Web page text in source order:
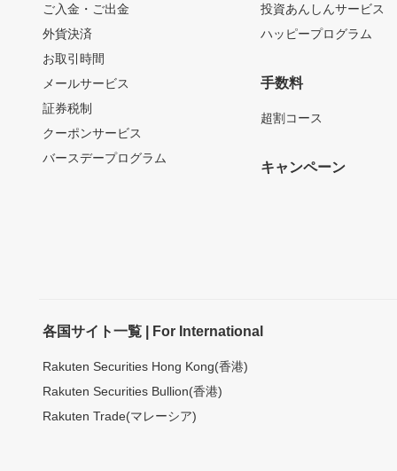
ご入金・ご出金
外貨決済
お取引時間
メールサービス
証券税制
クーポンサービス
バースデープログラム
投資あんしんサービス
ハッピープログラム
手数料
超割コース
キャンペーン
各国サイト一覧 | For International
Rakuten Securities Hong Kong(香港)
Rakuten Securities Bullion(香港)
Rakuten Trade(マレーシア)